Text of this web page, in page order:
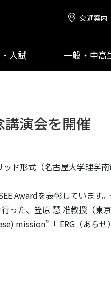
交通案内
入試 一般・中高
演会を開催
ド形式（名古屋大学理学
Awardを表彰しています。
った、笠原 慧 准教授（東
mission”「 ERG（あら